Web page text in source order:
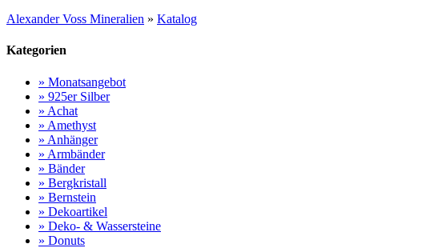
Alexander Voss Mineralien » Katalog
Kategorien
» Monatsangebot
» 925er Silber
» Achat
» Amethyst
» Anhänger
» Armbänder
» Bänder
» Bergkristall
» Bernstein
» Dekoartikel
» Deko- & Wassersteine
» Donuts